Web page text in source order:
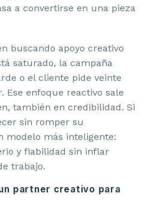
a convertirse en una pieza
buscando apoyo creativo
saturado, la campaña
o el cliente pide veinte
Ese enfoque reactivo sale
también en credibilidad. Si
sin romper su
modelo más inteligente:
y fiabilidad sin inflar
trabajo.
partner creativo para